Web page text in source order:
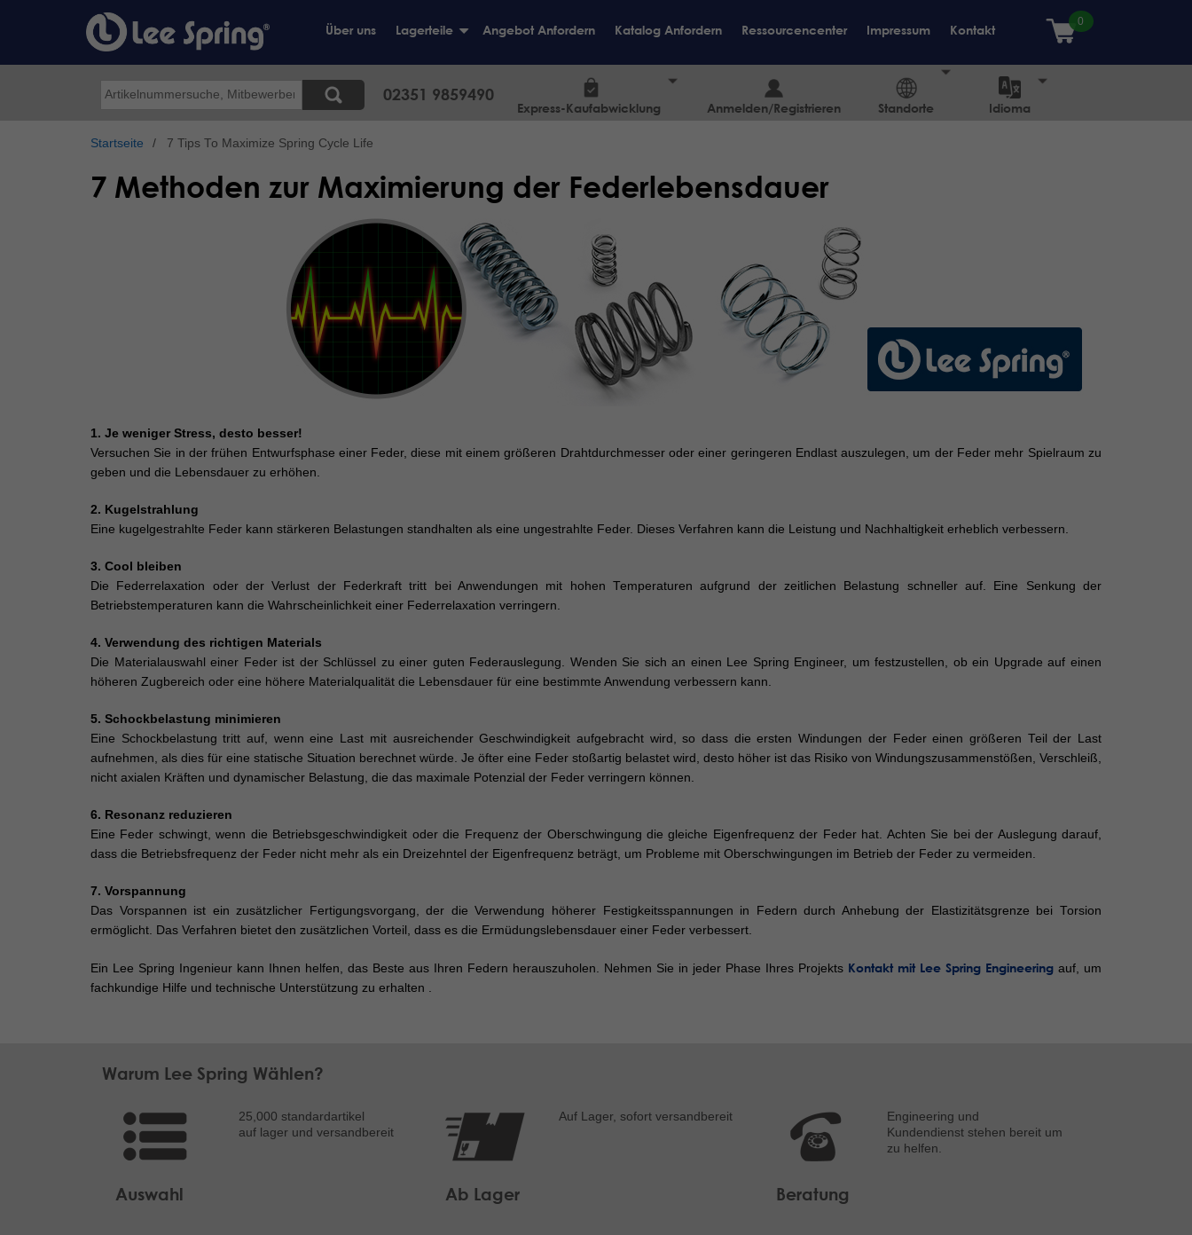
Über uns Lagerteile Angebot Anfordern Katalog Anfordern Ressourcencenter Impressum Kontakt
Suche 02351 9859490
Express-Kaufabwicklung Anmelden/Registrieren Standorte Idioma
Startseite 7 Tips To Maximize Spring Cycle Life
7 Methoden zur Maximierung der Federlebensdauer
1. Je weniger Stress, desto besser!
Versuchen Sie in der frühen Entwurfsphase einer Feder, diese mit einem größeren Drahtdurchmesser oder einer geringeren Endlast auszulegen, um der Feder mehr Spielraum zu
geben und die Lebensdauer zu erhöhen.
2. Kugelstrahlung
Eine kugelgestrahlte Feder kann stärkeren Belastungen standhalten als eine ungestrahlte Feder. Dieses Verfahren kann die Leistung und Nachhaltigkeit erheblich verbessern.
3. Cool bleiben
Die Federrelaxation oder der Verlust der Federkraft tritt bei Anwendungen mit hohen Temperaturen aufgrund der zeitlichen Belastung schneller auf. Eine Senkung der
Betriebstemperaturen kann die Wahrscheinlichkeit einer Federrelaxation verringern.
4. Verwendung des richtigen Materials
Die Materialauswahl einer Feder ist der Schlüssel zu einer guten Federauslegung. Wenden Sie sich an einen Lee Spring Engineer, um festzustellen, ob ein Upgrade auf einen
höheren Zugbereich oder eine höhere Materialqualität die Lebensdauer für eine bestimmte Anwendung verbessern kann.
5. Schockbelastung minimieren
Eine Schockbelastung tritt auf, wenn eine Last mit ausreichender Geschwindigkeit aufgebracht wird, so dass die ersten Windungen der Feder einen größeren Teil der Last
aufnehmen, als dies für eine statische Situation berechnet würde. Je öfter eine Feder stoßartig belastet wird, desto höher ist das Risiko von Windungszusammenstößen, Verschleiß,
nicht axialen Kräften und dynamischer Belastung, die das maximale Potenzial der Feder verringern können.
6. Resonanz reduzieren
Eine Feder schwingt, wenn die Betriebsgeschwindigkeit oder die Frequenz der Oberschwingung die gleiche Eigenfrequenz der Feder hat. Achten Sie bei der Auslegung darauf,
dass die Betriebsfrequenz der Feder nicht mehr als ein Dreizehntel der Eigenfrequenz beträgt, um Probleme mit Oberschwingungen im Betrieb der Feder zu vermeiden.
7. Vorspannung
Das Vorspannen ist ein zusätzlicher Fertigungsvorgang, der die Verwendung höherer Festigkeitsspannungen in Federn durch Anhebung der Elastizitätsgrenze bei Torsion
ermöglicht. Das Verfahren bietet den zusätzlichen Vorteil, dass es die Ermüdungslebensdauer einer Feder verbessert.
Ein Lee Spring Ingenieur kann Ihnen helfen, das Beste aus Ihren Federn herauszuholen. Nehmen Sie in jeder Phase Ihres Projekts Kontakt mit Lee Spring Engineering auf, um
fachkundige Hilfe und technische Unterstützung zu erhalten .
Warum Lee Spring Wählen?
Auswahl
25,000 standardartikel
auf lager und versandbereit
Ab Lager
Auf Lager, sofort versandbereit
Beratung
Engineering und
Kundendienst stehen bereit um
zu helfen.